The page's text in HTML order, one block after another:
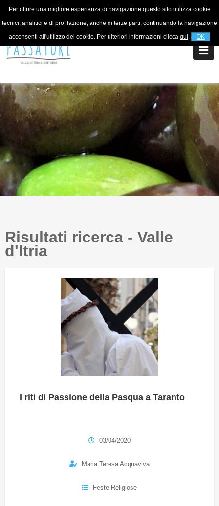
Per offrire una migliore esperienza di navigazione questo sito utilizza cookie
tecnici, analitici e di profilazione, anche di terze parti, continuando la navigazione
acconsenti all'utilizzo dei cookie. Per ulteriori informazioni clicca qui. OK
Per informazioni+39 320 5753268
Risultati ricerca - Valle
d'Itria
I riti di Passione della Pasqua a Taranto
03/04/2020
Maria Teresa Acquaviva
Feste Religiose